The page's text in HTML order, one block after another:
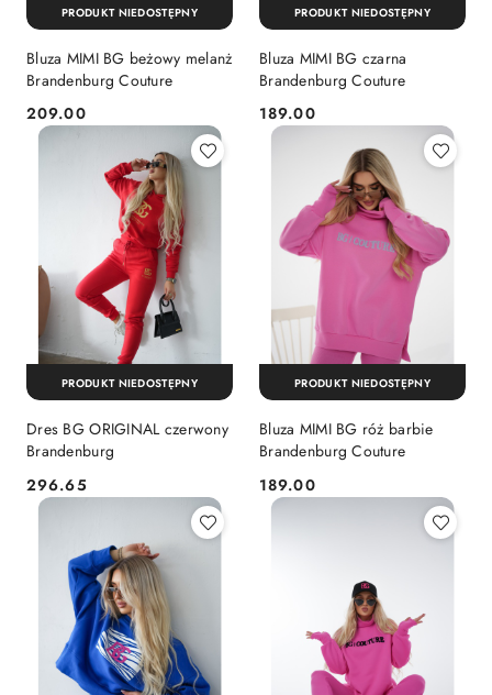
Bluza MIMI BG beżowy melanż
Brandenburg Couture
Cena:
209.00
PRODUKT NIEDOSTĘPNY
Bluza MIMI BG czarna
Brandenburg Couture
Cena:
189.00
PRODUKT NIEDOSTĘPNY
Dres BG ORIGINAL czerwony
Brandenburg
Cena:
296.65
PRODUKT NIEDOSTĘPNY
Bluza MIMI BG róż barbie
Brandenburg Couture
Cena:
189.00
PRODUKT NIEDOSTĘPNY